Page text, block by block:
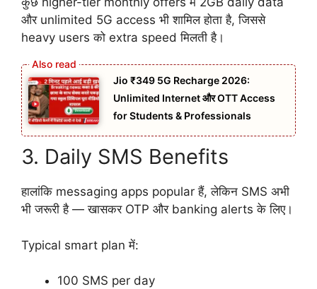
और unlimited 5G access भी शामिल होता है, जिससे
heavy users को extra speed मिलती है।
Jio ₹349 5G Recharge 2026:
Unlimited Internet और OTT Access
for Students & Professionals
3. Daily SMS Benefits
हालांकि messaging apps popular हैं, लेकिन SMS अभी
भी जरूरी है — खासकर OTP और banking alerts के लिए।
Typical smart plan में:
100 SMS per day